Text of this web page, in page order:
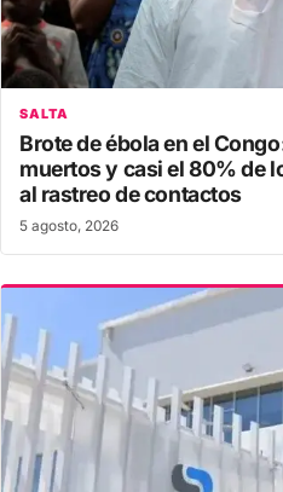
SALTA
Brote de ébola en el
muertos y casi el 80% de
al rastreo de contactos
5 agosto, 2026